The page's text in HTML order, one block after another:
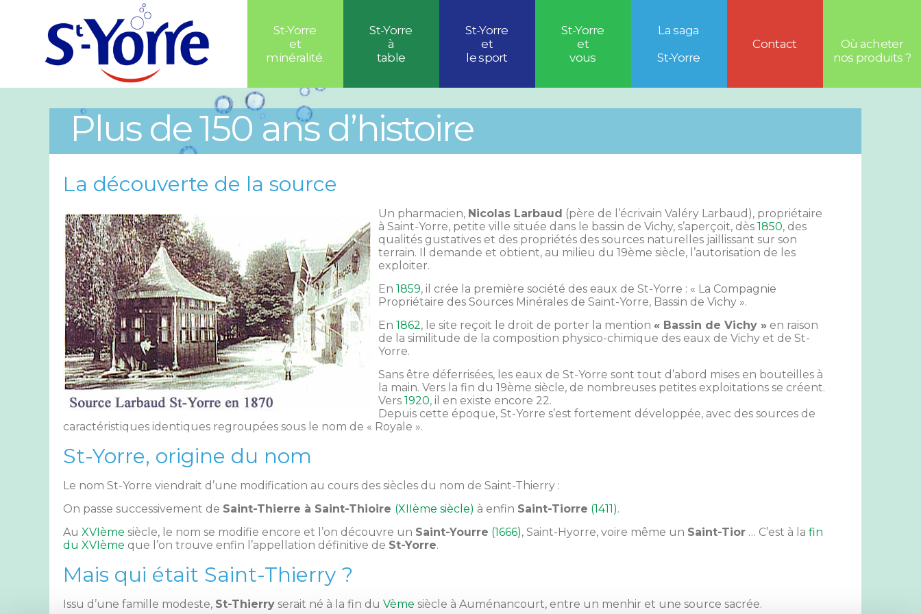
St-Yorre
et
minéralité.
St-Yorre
à
table
St-Yorre
et
le sport
St-Yorre
et
vous
La saga
St-Yorre
Contact
Où acheter
nos produits ?
Plus de 150 ans d’histoire
La découverte de la source
Un pharmacien, Nicolas Larbaud (père de l’écrivain Valéry Larbaud), propriétaire
à Saint-Yorre, petite ville située dans le bassin de Vichy, s’aperçoit, dès 1850, des
qualités gustatives et des propriétés des sources naturelles jaillissant sur son
terrain. Il demande et obtient, au milieu du 19ème siècle, l’autorisation de les
exploiter.
En 1859, il crée la première société des eaux de St-Yorre : « La Compagnie
Propriétaire des Sources Minérales de Saint-Yorre, Bassin de Vichy ».
En 1862, le site reçoit le droit de porter la mention « Bassin de Vichy » en raison
de la similitude de la composition physico-chimique des eaux de Vichy et de St-
Yorre.
Sans être déferrisées, les eaux de St-Yorre sont tout d’abord mises en bouteilles à
la main. Vers la fin du 19ème siècle, de nombreuses petites exploitations se créent.
Vers 1920, il en existe encore 22.
Depuis cette époque, St-Yorre s’est fortement développée, avec des sources de
caractéristiques identiques regroupées sous le nom de « Royale ».
St-Yorre, origine du nom
Le nom St-Yorre viendrait d’une modification au cours des siècles du nom de Saint-Thierry :
On passe successivement de Saint-Thierre à Saint-Thioire (XIIème siècle) à enfin Saint-Tiorre (1411).
Au XVIème siècle, le nom se modifie encore et l’on découvre un Saint-Yourre (1666), Saint-Hyorre, voire même un Saint-Tior … C’est à la fin
du XVIème que l’on trouve enfin l’appellation définitive de St-Yorre.
Mais qui était Saint-Thierry ?
Issu d’une famille modeste, St-Thierry serait né à la fin du Vème siècle à Auménancourt, entre un menhir et une source sacrée.